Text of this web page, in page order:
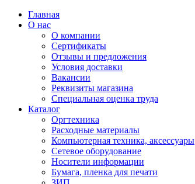
Главная
О нас
О компании
Сертификаты
Отзывы и предложения
Условия доставки
Вакансии
Реквизиты магазина
Специальная оценка труда
Каталог
Оргтехника
Расходные материалы
Компьютерная техника, аксессуары
Сетевое оборудование
Носители информации
Бумага, пленка для печати